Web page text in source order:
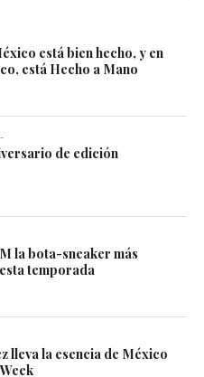
está bien hecho, y en
está Hecho a Mano
de edición
la bota-sneaker más
temporada
lleva la esencia de México